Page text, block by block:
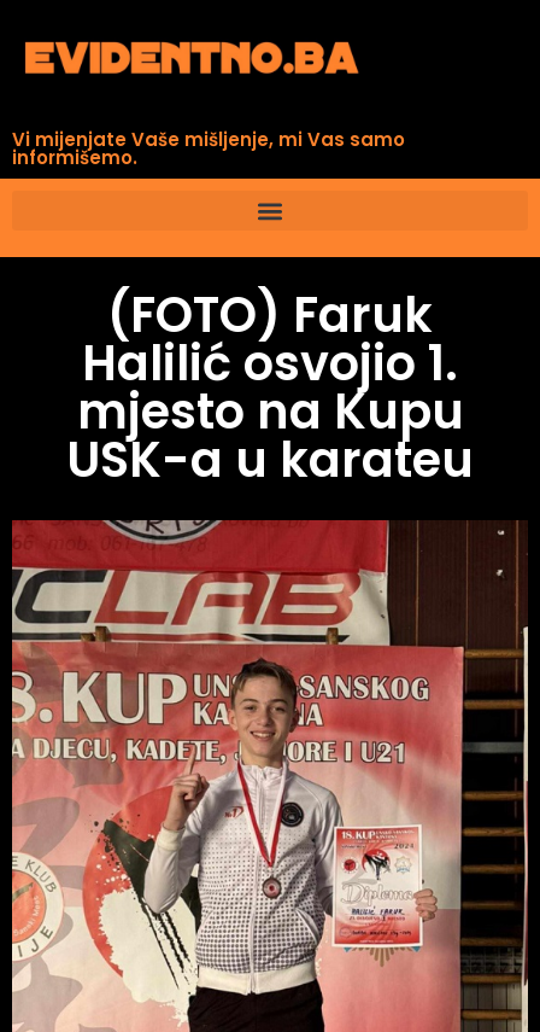
Vi mijenjate Vaše mišljenje, mi Vas samo
informišemo.
(FOTO) Faruk
Halilić osvojio 1.
mjesto na Kupu
USK-a u karateu